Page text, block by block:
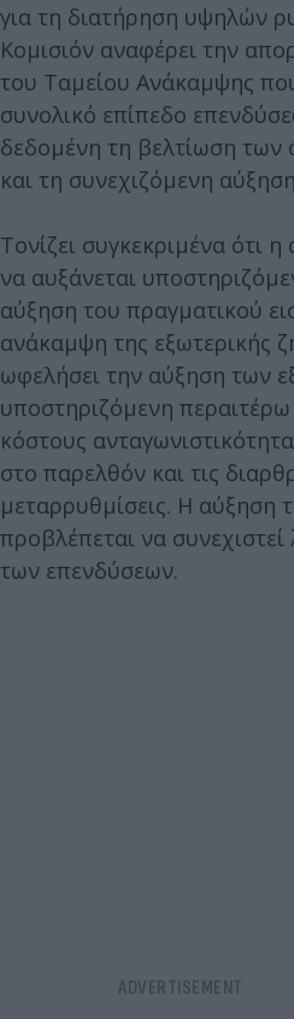
για τη διατήρηση υψηλών
Κομισιόν αναφέρει την
του Ταμείου Ανάκαμψης
συνολικό επίπεδο
δεδομένη τη βελτίωση
και τη συνεχιζόμενη
Τονίζει συγκεκριμένα ότι
να αυξάνεται
αύξηση του πραγματικού
ανάκαμψη της εξωτερικής
ωφελήσει την αύξηση των
υποστηριζόμενη
κόστους
στο παρελθόν και τις
μεταρρυθμίσεις. Η αύξηση
προβλέπεται να
των επενδύσεων.